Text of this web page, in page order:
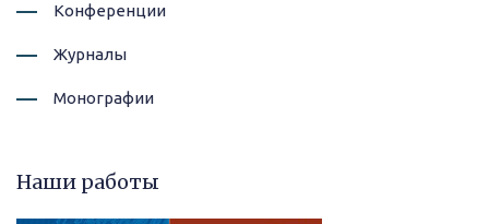
Конференции
Журналы
Монографии
Наши работы